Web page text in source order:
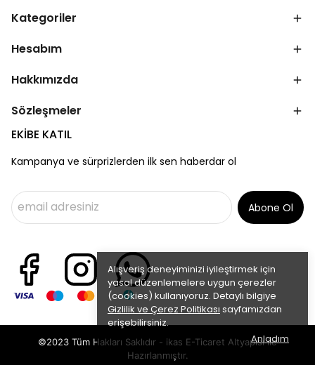
Alışveriş deneyiminizi iyileştirmek için
yasal düzenlemelere uygun çerezler
(cookies) kullanıyoruz. Detaylı bilgiye
Gizlilik ve Çerez Politikası sayfamızdan
erişebilirsiniz.
Anladım
Kategoriler
Hesabım
Hakkımızda
Sözleşmeler
EKİBE KATIL
Kampanya ve sürprizlerden ilk sen haberdar ol
Abone Ol
©2023 Tüm Hakları Saklıdır - ikas E-Ticaret Altyapısı ile
Hazırlanmıştır.